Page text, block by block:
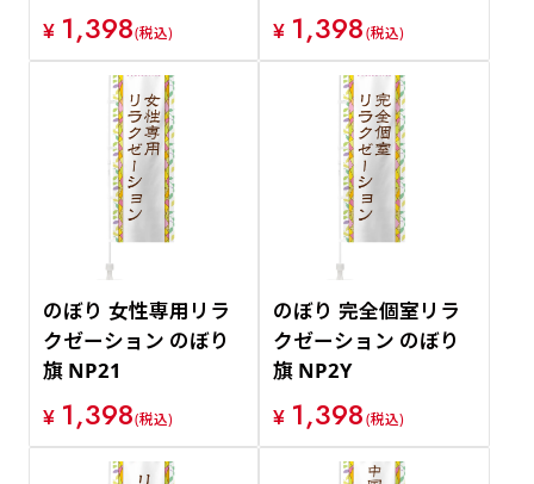
¥ 1,398(税込)
¥ 1,398(税込)
のぼり 女性専用リラ
クゼーション のぼり
旗 NP21
¥ 1,398(税込)
のぼり 完全個室リラ
クゼーション のぼり
旗 NP2Y
¥ 1,398(税込)